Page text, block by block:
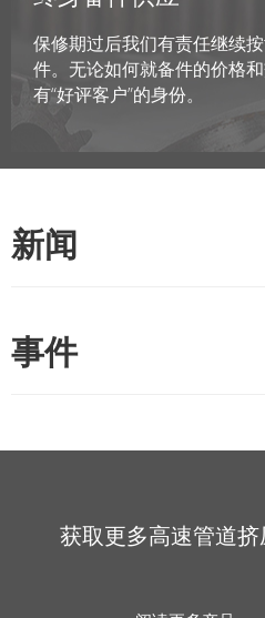
保修期过后我们有责任继续
件。无论如何就备件的价格
有“好评客户”的身份。
新闻
事件
获取更多高速管道挤